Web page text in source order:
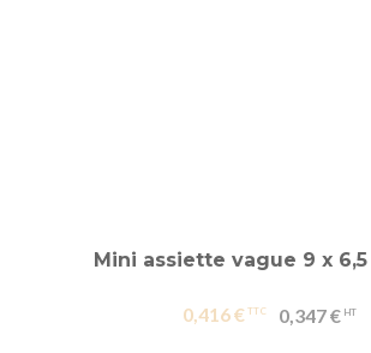
Mini assiette vague 9 x 6,5
0,416 € 0,347 €